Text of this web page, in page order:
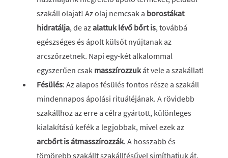
szakáll olajat! Az olaj nemcsak a borostákat
hidratálja, de azalattuk lévő bőrt is, továbbá
egészséges és ápolt külsőt nyújtanak az
arcszőrzetnek. Napi egy-két alkalommal
egyszerűen csak masszírozzukát vele a szakállat!
Fésülés: Az alapos fésülés fontos része a szakáll
mindennapos ápolási rituáléjának. A rövidebb
szakállhoz az erre a célra gyártott, különleges
kialakítású kefék a legjobbak, mivel ezek az
arcbőrt is átmasszírozzák. A hosszabb és
tömörebb szakállt szakállfésűvel simíthatjuk át,